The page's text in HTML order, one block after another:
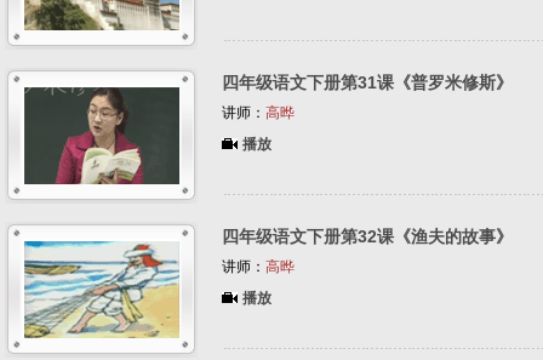
四年级语文下册第31课《普罗米修斯》
讲师： 高晔
播放
四年级语文下册第32课《渔夫的故事》
讲师： 高晔
播放